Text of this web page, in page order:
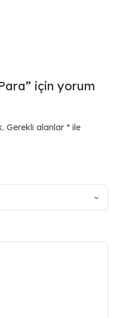
için yorum
Gerekli alanlar * ile